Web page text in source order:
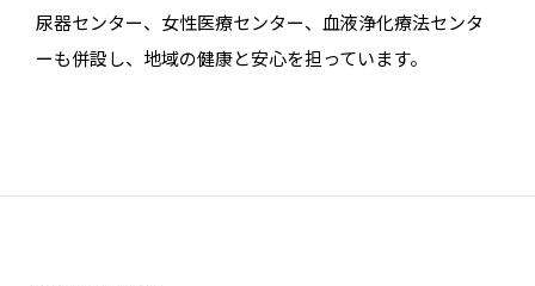
尿器センター、女性医療センター、血液浄化療法センタ
ーも併設し、地域の健康と安心を担っています。